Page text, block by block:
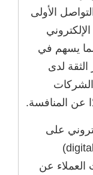
الأولى
يسهم في
الثقة لدى
الشركات
عن المنافسة.
على
(digital presence)
عن